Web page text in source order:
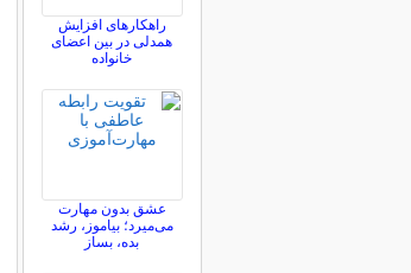
راهکارهای افزایش
همدلی در بین اعضای
خانواده
عشق بدون مهارت
می‌میرد؛ بیاموز، رشد
بده، بساز